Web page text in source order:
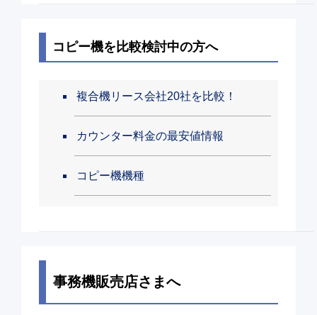
コピー機を比較検討中の方へ
複合機リース会社20社を比較！
カウンター料金の最安値情報
コピー機機種
事務機販売店さまへ